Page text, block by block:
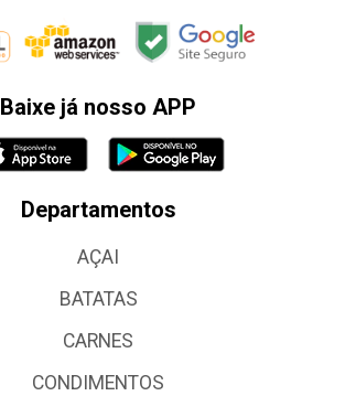
Baixe já nosso APP
Departamentos
AÇAI
BATATAS
CARNES
CONDIMENTOS